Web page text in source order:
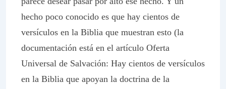
hecho poco conocido es que hay cientos de
versículos en la Biblia que muestran esto (la
documentación está en el artículo Oferta
Universal de Salvación: Hay cientos de versículos
en la Biblia que apoyan la doctrina de la